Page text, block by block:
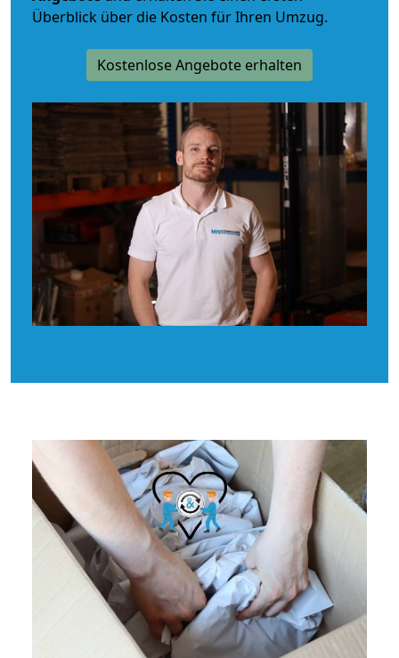
Überblick über die Kosten für Ihren Umzug.
Kostenlose Angebote erhalten